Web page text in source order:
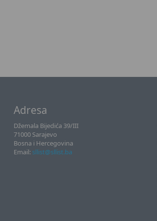
Adresa
Džemala Bijedića 39/III
71000 Sarajevo
Bosna i Hercegovina
Email: sllist@sllist.ba